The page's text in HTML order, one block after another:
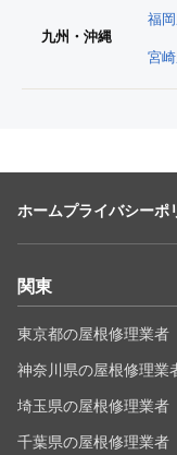
九州・沖縄
福
宮
ホームプライバシーポ
関東
東京都の屋根修理業者
神奈川県の屋根修理業
埼玉県の屋根修理業者
千葉県の屋根修理業者